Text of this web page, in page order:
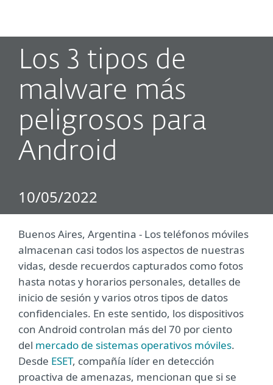
Los 3 tipos de
malware más
peligrosos para
Android
10/05/2022
Buenos Aires, Argentina - Los teléfonos móviles
almacenan casi todos los aspectos de nuestras
vidas, desde recuerdos capturados como fotos
hasta notas y horarios personales, detalles de
inicio de sesión y varios otros tipos de datos
confidenciales. En este sentido, los dispositivos
con Android controlan más del 70 por ciento
del mercado de sistemas operativos móviles.
Desde ESET, compañía líder en detección
proactiva de amenazas, mencionan que si se